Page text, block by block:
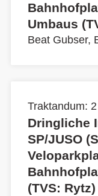
Umbaus
Beat Gubser,
Traktandum:
Dringliche
SP/JUSO
(TVS: Rytz)